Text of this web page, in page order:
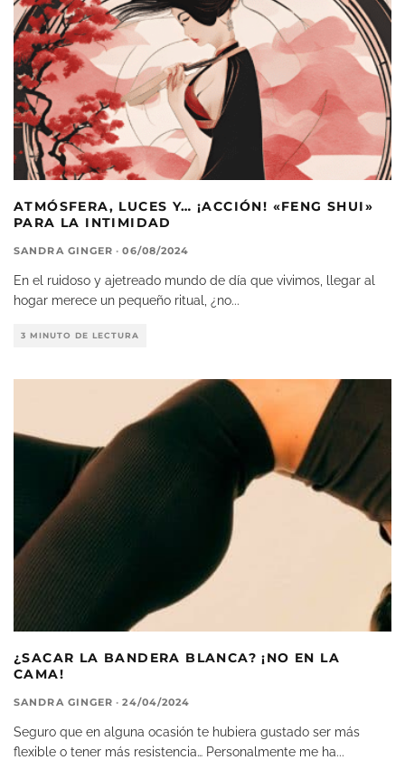
ATMÓSFERA, LUCES Y… ¡ACCIÓN! «FENG SHUI»
PARA LA INTIMIDAD
SANDRA GINGER · 06/08/2024
En el ruidoso y ajetreado mundo de día que vivimos, llegar al
hogar merece un pequeño ritual, ¿no...
3 MINUTO DE LECTURA
¿SACAR LA BANDERA BLANCA? ¡NO EN LA
CAMA!
SANDRA GINGER · 24/04/2024
Seguro que en alguna ocasión te hubiera gustado ser más
flexible o tener más resistencia… Personalmente me ha...